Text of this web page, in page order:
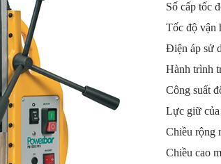
Số cấp tốc
Tốc độ vận
Điện áp sử
Hành trình
Công suất
Lực giữ
Chiều rộng
Chiều cao